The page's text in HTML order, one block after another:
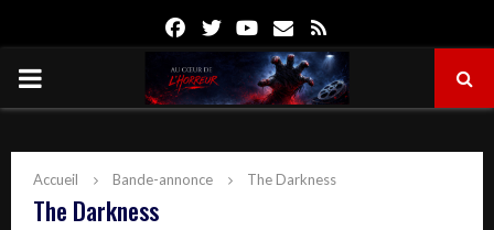
FacebookTwitterYoutube
Email
PRIMARY
Accueil Bande-annonce The Darkness
The Darkness